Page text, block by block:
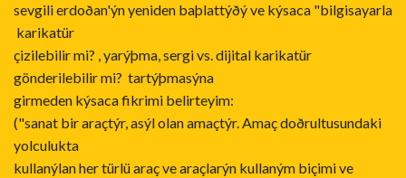
sevgili erdoðan'ýn yeniden baþlattýðý ve kýsaca "bilgisayarla
karikatür
çizilebilir mi? , yarýþma, sergi vs. dijital karikatür
gönderilebilir mi? tartýþmasýna
girmeden kýsaca fikrimi belirteyim:
("sanat bir araçtýr, asýl olan amaçtýr. Amaç doðrultusundaki
yolculukta
kullanýlan her türlü araç ve araçlarýn kullaným biçimi ve